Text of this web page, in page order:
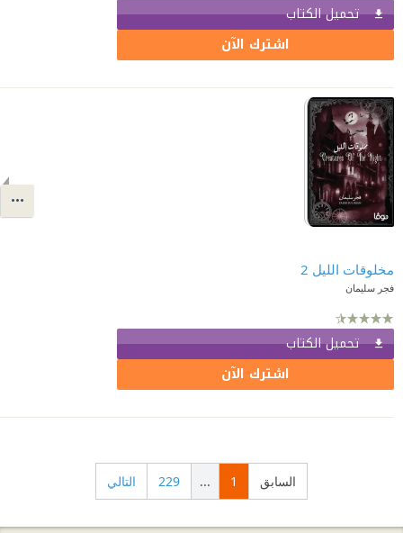
تحميل الكتاب
اشترك الآن
مخلوقات الليل 2
فجر سليمان
تحميل الكتاب
اشترك الآن
السابق 1
...
229 التالي